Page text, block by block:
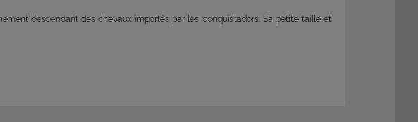
descendant des chevaux importés par les conquistadors. Sa petite taille et